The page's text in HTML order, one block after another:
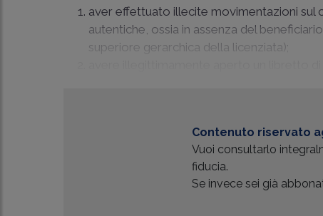
aver effettuato illecite movimentazioni sul
autentiche, ossia in assenza del
superiore gerarchica della licenziata);
Contenuto riservato
Vuoi consultarlo
fiducia.
Se invece sei già